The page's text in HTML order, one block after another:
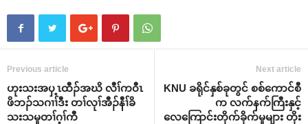
Previous article
ဟုးသးအၦ့ၤထီၣ်အဃိ လီၢ်က၀ီၤ
ဖိဘၣ်သဂၢၢ်ဒီး တၢ်လုၢ်အီၣ်နီၢ်ခိ
သးသမူတၢ်ဂ့ၢ်ကီ
Next article
KNU ခရိုင်နှစ်ခုတွင် စစ်ကောင်စီ
က လက်နက်ကြီးနှင့်
လေကြောင်းတိုက်ခိုက်မှုများ တိုး